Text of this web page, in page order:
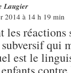
Laugier
2014 à 14 h 19 min
les
subversif qui
est le